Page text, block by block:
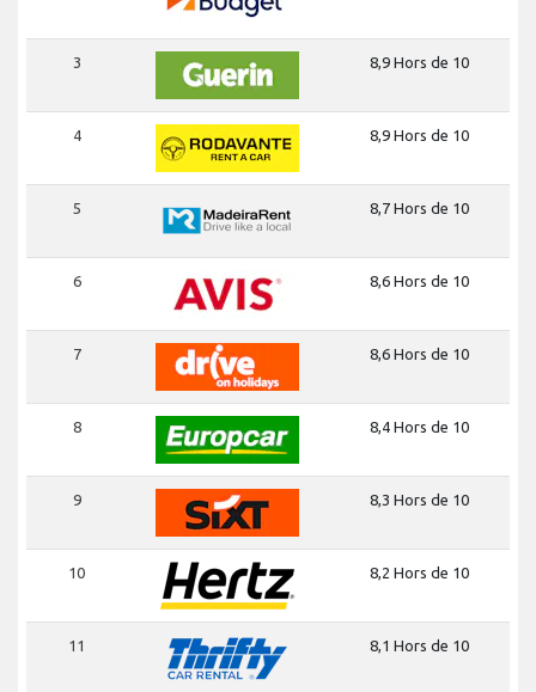
3 8,9 Hors de 10
4 8,9 Hors de 10
5 8,7 Hors de 10
6 8,6 Hors de 10
7 8,6 Hors de 10
8 8,4 Hors de 10
9 8,3 Hors de 10
10 8,2 Hors de 10
11 8,1 Hors de 10